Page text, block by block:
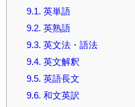
9.1. 英単語
9.2. 英熟語
9.3. 英文法・語法
9.4. 英文解釈
9.5. 英語長文
9.6. 和文英訳